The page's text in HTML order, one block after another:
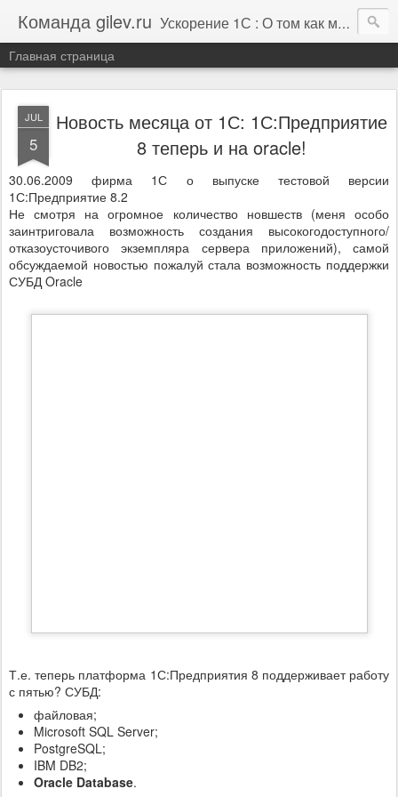
Команда gilev.ru Ускорение 1С : О том как мы это делаем. И не только про это.
Главная страница
JUL
5
Новость месяца от 1С: 1С:Предприятие
8 теперь и на oracle!
30.06.2009 фирма 1С о выпуске тестовой версии
1С:Предприятие 8.2
Не смотря на огромное количество новшеств (меня особо
заинтриговала возможность создания высокогодоступного/
отказоусточивого экземпляра сервера приложений), самой
обсуждаемой новостью пожалуй стала возможность поддержки
СУБД Oracle
Т.е. теперь платформа 1С:Предприятия 8 поддерживает работу
с пятью? СУБД:
файловая;
Microsoft SQL Server;
PostgreSQL;
IBM DB2;
Oracle Database.